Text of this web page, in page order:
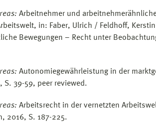
Arbeitnehmer und
in: Faber, Ulrich / Feldhoff,
Bewegungen – Recht unter
Autonomiegewährleistung in der
S. 39-59, peer reviewed.
Arbeitsrecht in der vernetzten
2016, S. 187-225.